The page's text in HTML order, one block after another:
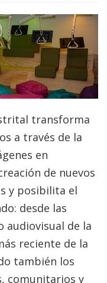
transforma
a través de la
en
de nuevos
y posibilita el
desde las
audiovisual de la
reciente de la
también los
comunitarios y